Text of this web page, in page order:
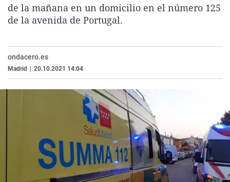
La rosa de los vientos
Como el perro y el
Caso
Equipo de
Extremadura
La Rioja
País Vasco
Virales
Elecciones
de la mañana en un domicilio en el número 125
de la avenida de Portugal.
ondacero.es
Madrid 20.10.2021 14:04